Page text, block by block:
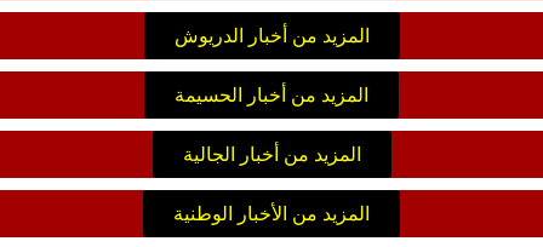
المزيد من أخبار الدريوش
المزيد من أخبار الحسيمة
المزيد من أخبار الجالية
المزيد من الأخبار الوطنية